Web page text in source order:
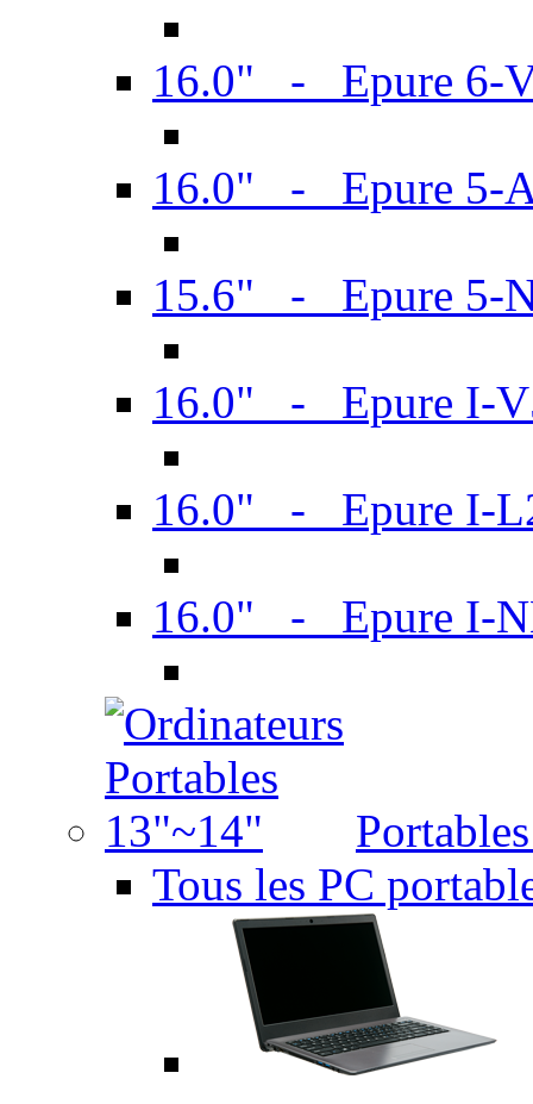
16.0" - Epure 6-
16.0" - Epure 5-
15.6" - Epure 5-
16.0" - Epure I-
16.0" - Epure I-
16.0" - Epure I-
Tous les PC